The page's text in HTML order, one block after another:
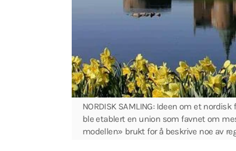
NORDISK SAMLING: Ideen om et
ble etablert en union som favnet om
modellen» brukt for å beskrive noe av